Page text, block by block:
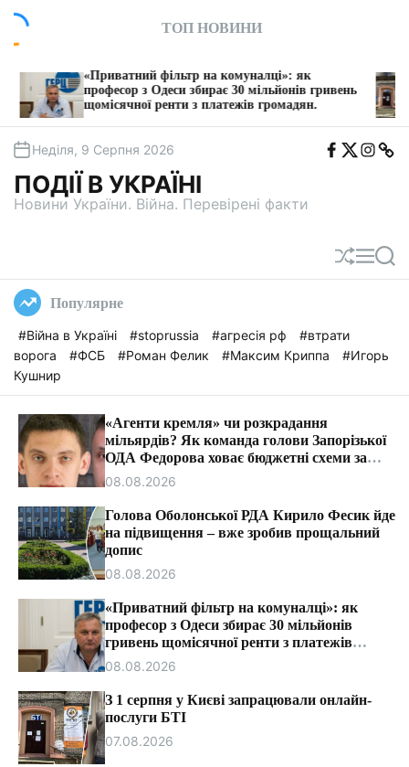
и
ТОП НОВИНИ
фільтр на комуналці»: як
з Одеси збирає 30 мільйонів гривень
ренти з платежів громадян.
З 1
послуги
Неділя, 9 Серпня 2026
F
T
w
I
n
T
ПОДІЇ В УКРАЇНІ
Новини України. Війна. Перевірені факти
П
е
а
М
е
П
о
Популярне
#Війна в Україні #stoprussia #агресія рф
#втрати
ворога
#ФСБ #Роман Фелик #Максим Криппа
#Игорь
Кушнир
«Агенти кремля» чи розкрадання
мільярдів? Як команда голови Запорізької
ОДА Федорова ховає бюджетні схеми за
ярликами «ІПСО»
08.08.2026
Голова Оболонської РДА Кирило Фесик йде
на підвищення – вже зробив прощальний
допис
08.08.2026
«Приватний фільтр на комуналці»: як
професор з Одеси збирає 30 мільйонів
гривень щомісячної ренти з платежів
громадян.
08.08.2026
З 1 серпня у Києві запрацювали онлайн-
послуги БТІ
07.08.2026